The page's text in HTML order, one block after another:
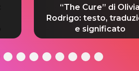
“The Cure” di Olivia
Rodrigo: testo,
e significato